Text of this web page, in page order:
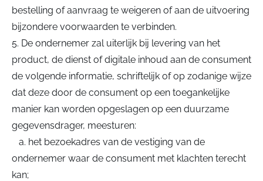
bestelling of aanvraag te weigeren of aan de uitvoering
bijzondere voorwaarden te verbinden.
5. De ondernemer zal uiterlijk bij levering van het
product, de dienst of digitale inhoud aan de consument
de volgende informatie, schriftelijk of op zodanige wijze
dat deze door de consument op een toegankelijke
manier kan worden opgeslagen op een duurzame
gegevensdrager, meesturen:
a. het bezoekadres van de vestiging van de
ondernemer waar de consument met klachten terecht
kan;